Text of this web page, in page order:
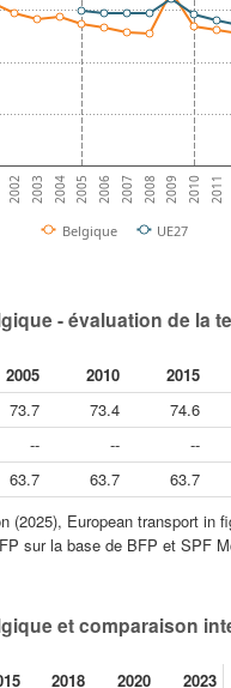
2002 2003 2004 2005 2006 2007 2008 2009 2010 2011
Belgique UE27
- évaluation de la
2005 2010 2015
73.7 73.4 74.6
-- -- --
63.7 63.7 63.7
European transport in
sur la base de BFP et SPF
et comparaison
2018 2020 2023